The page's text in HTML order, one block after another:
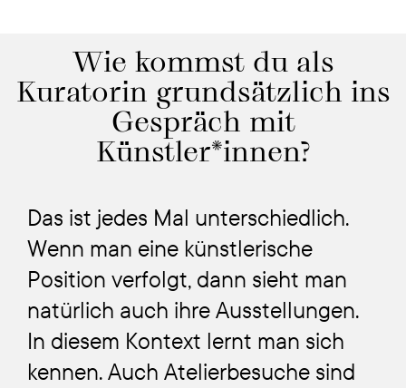
Wie kommst du als
Kuratorin grundsätzlich ins
Gespräch mit
Künstler*innen?
Das ist jedes Mal unterschiedlich.
Wenn man eine künstlerische
Position verfolgt, dann sieht man
natürlich auch ihre Ausstellungen.
In diesem Kontext lernt man sich
kennen. Auch Atelierbesuche sind